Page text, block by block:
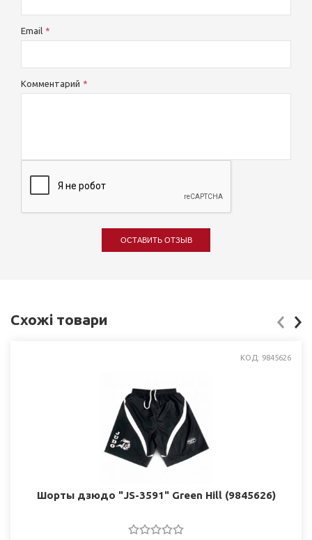
Email
Комментарий
ОСТАВИТЬ ОТЗЫВ
Схожі товари
КОД: 9845626
Шорты дзюдо "JS-3591" Green Hill (9845626)